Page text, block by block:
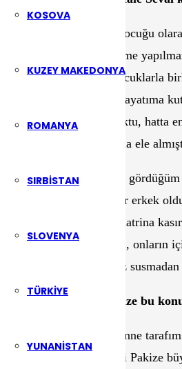
KOSOVA
KUZEY MAKEDONYA
ROMANYA
SIRBISTAN
SLOVENYA
TÜRKIYE
YUNANISTAN
bir memur ailesinin çocuğu
için de gönderme
Yalova’da Amerikalı çocuklarla
ederdi. Bu yüzden hayatıma
siyahi arkadaşlarım çoktu, hatta
Sustu” deneme yazımda ele
kasırgada televizyonda gördüğüm
Oysa o büyüdü genç bir erkek
kıtanın şehrinde Katrina
götüren bu kasırganın, onların
dünya duydu, caz susmadan
biliyoruz. Bize bu
Balkanlı. Anneanne
Büyük Şevket dede, eşi Pakize